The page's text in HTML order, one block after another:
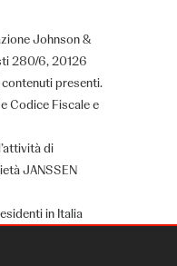
Johnson &
280/6, 20126
contenuti presenti.
Codice Fiscale e
di
JANSSEN
in Italia